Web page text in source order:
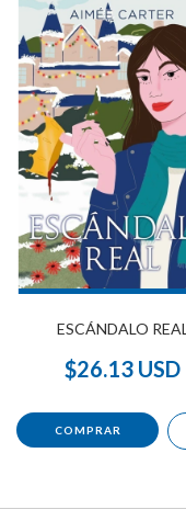
ESCÁNDALO REAL
$26.13 USD